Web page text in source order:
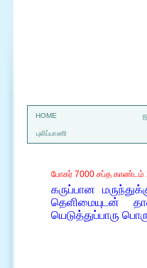
HOME
புலிப்பாணி
போகர் 7000 சப்த காண்டம்
கருப்பான
தெளிமையுடன்
யெடுத்துப்பாரு